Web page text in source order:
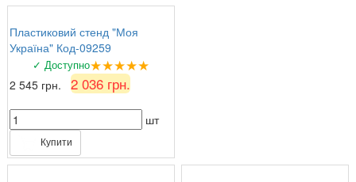
Пластиковий стенд "Моя
Україна" Код-09259
✓ Доступно★★★★★
2 545 грн. 2 036 грн.
шт
Купити